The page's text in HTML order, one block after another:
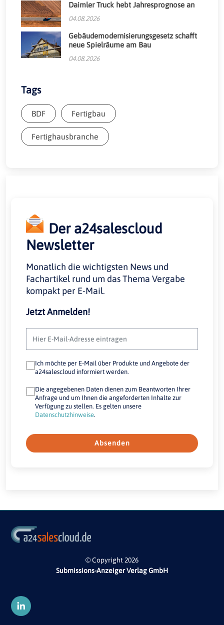
Daimler Truck hebt Jahresprognose an
04.08.2026
Gebäudemodernisierungsgesetz schafft
neue Spielräume am Bau
04.08.2026
Tags
BDF Fertigbau
Fertighausbranche
Der a24salescloud
Newsletter
Monatlich die wichtigsten News und
Fachartikel rund um das Thema Vergabe
kompakt per E-Mail.
Jetzt Anmelden!
Ich möchte per E-Mail über Produkte und Angebote der
a24salescloud informiert werden.
Die angegebenen Daten dienen zum Beantworten Ihrer
Anfrage und um Ihnen die angeforderten Inhalte zur
Verfügung zu stellen. Es gelten unsere
Datenschutzhinweise.
Absenden
© Copyright 2026
Submissions-Anzeiger Verlag GmbH